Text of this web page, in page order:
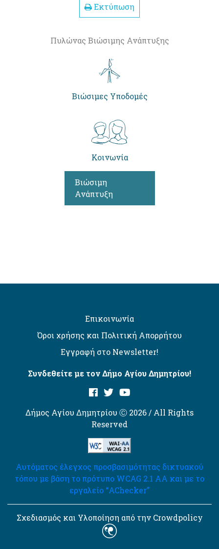
Εκτύπωση
Πυλώνας Βιώσιμης Ανάπτυξης
Βιώσιμες Υποδομές
Κοινωνία
Βιώσιμη
Ανάπτυξη
Επικοινωνία
Όροι χρήσης και Πολιτική Απορρήτου
Εγγραφή στο Newsletter!
Συνδεθείτε με τον Δήμο Αγίου Δημητρίου!
Δήμος Αγίου Δημητρίου Ⓒ 2026 / All Rights
Reserved
Αυτόματος έλεγχος προσβασιμότητας δικτυακού
τόπου με βάση το πρότυπο WCAG 2.1 AA και με το
εργαλείο “AChecker”
Σχεδιασμός και Υλοποίηση από την Crowdpolicy